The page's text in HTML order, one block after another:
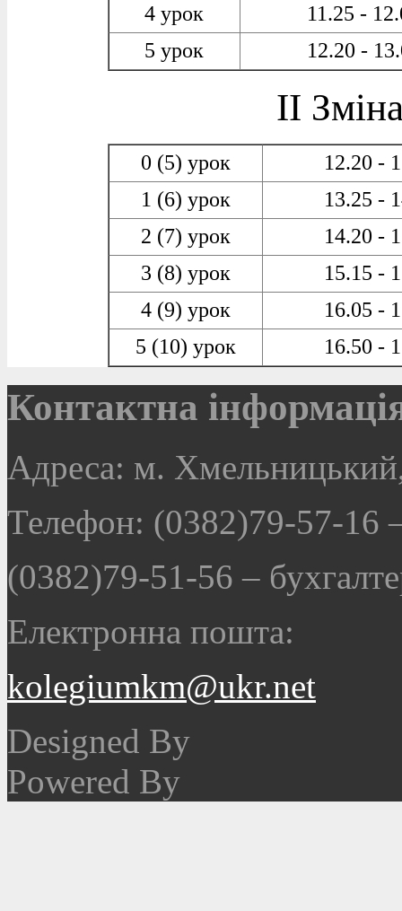
4 урок
11.25 -
5 урок
12.20 -
ІІ
0 (5) урок
12.20 -
1 (6) урок
13.25 -
2 (7) урок
14.20 -
3 (8) урок
15.15 -
4 (9) урок
16.05 -
5 (10) урок
16.50 -
Контактна
Адреса: м.
Телефон: (0382)79-57-16
(0382)79-51-56–
Електронна пошта:
kolegiumkm@ukr.net
Designed By
Powered By